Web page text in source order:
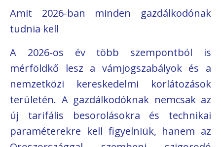
Amit 2026-ban minden gazdálkodónak
tudnia kell
A 2026-os év több szempontból is
mérföldkő lesz a vámjogszabályok és a
nemzetközi kereskedelmi korlátozások
területén. A gazdálkodóknak nemcsak az
új tarifális besorolásokra és technikai
paraméterekre kell figyelniük, hanem az